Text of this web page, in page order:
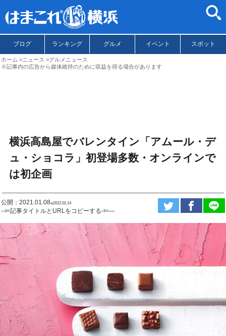
ブログ ランキング グルメ イベント スポット
ホーム ニュース
グルメニュース
※記事内の広告から媒体維持のために収益を得る場合があります
横浜高島屋でバレンタイン「アムール・デ
ュ・ショコラ」初登場多数・オンラインで
は初企画
公開：2021.01.08ಇ2022.02.14
--✄記事タイトルとURLをコピーする-✄—